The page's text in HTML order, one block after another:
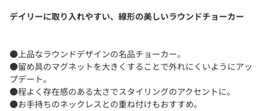
デイリーに取り入れやすい、線形の美しいラウンドチョーカー
●上品なラウンドデザインの名品チョーカー。
●留め具のマグネットを大きくすることで外れにくいようにアッ
プデート。
●程よく存在感のある太さでスタイリングのアクセントに。
●お手持ちのネックレスとの重ね付けもおすすめ。